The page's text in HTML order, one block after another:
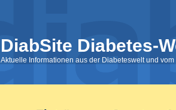
DiabSite Diabetes-
Aktuelle Informationen aus der Diabeteswelt und